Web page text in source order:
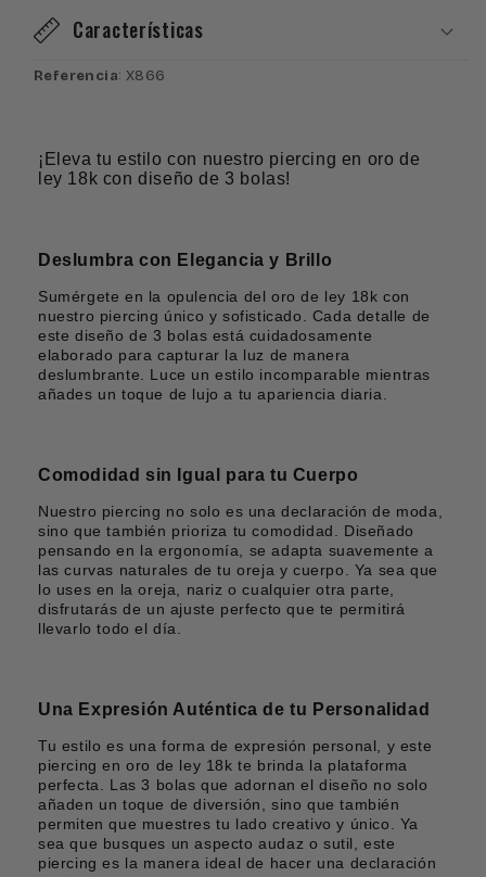
3
3
Características
Referencia: X866
¡Eleva tu estilo con nuestro piercing en oro de
ley 18k con diseño de 3 bolas!
Deslumbra con Elegancia y Brillo
Sumérgete en la opulencia del oro de ley 18k con
nuestro piercing único y sofisticado. Cada detalle de
este diseño de 3 bolas está cuidadosamente
elaborado para capturar la luz de manera
deslumbrante. Luce un estilo incomparable mientras
añades un toque de lujo a tu apariencia diaria.
Comodidad sin Igual para tu Cuerpo
Nuestro piercing no solo es una declaración de moda,
sino que también prioriza tu comodidad. Diseñado
pensando en la ergonomía, se adapta suavemente a
las curvas naturales de tu oreja y cuerpo. Ya sea que
lo uses en la oreja, nariz o cualquier otra parte,
disfrutarás de un ajuste perfecto que te permitirá
llevarlo todo el día.
Una Expresión Auténtica de tu Personalidad
Tu estilo es una forma de expresión personal, y este
piercing en oro de ley 18k te brinda la plataforma
perfecta. Las 3 bolas que adornan el diseño no solo
añaden un toque de diversión, sino que también
permiten que muestres tu lado creativo y único. Ya
sea que busques un aspecto audaz o sutil, este
piercing es la manera ideal de hacer una declaración